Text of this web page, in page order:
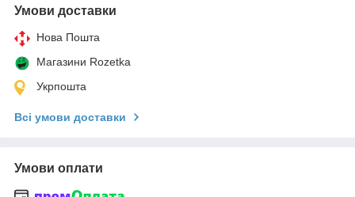
Умови доставки
Нова Пошта
Магазини Rozetka
Укрпошта
Всі умови доставки
Умови оплати